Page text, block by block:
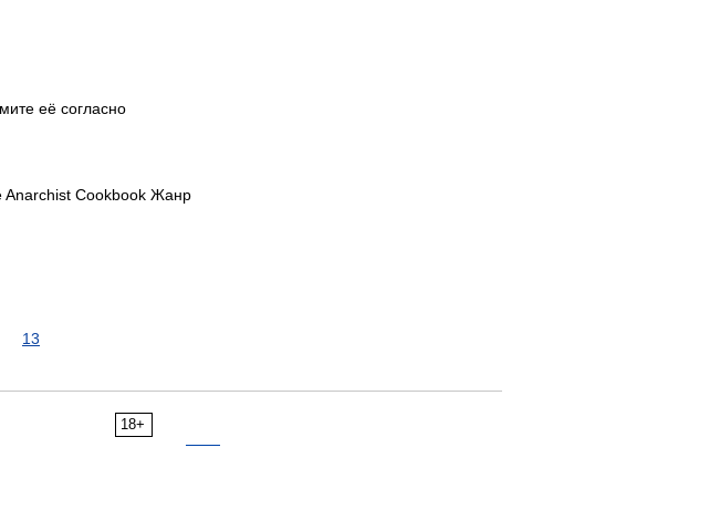
её согласно
Anarchist Cookbook Жанр
13
18+